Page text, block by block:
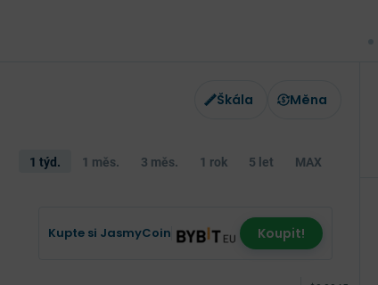
Škála Měna
1 týd. 1 měs. 3 měs. 1 rok 5 let MAX
Kupte si JasmyCoin Koupit!